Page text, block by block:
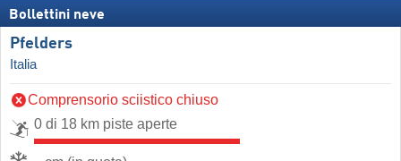
Bollettini neve
Pfelders
Italia
Comprensorio sciistico chiuso
0 di 18 km piste aperte